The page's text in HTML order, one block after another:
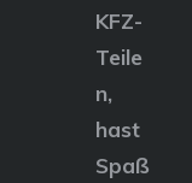
KFZ-
Teile
n,
hast
Spaß